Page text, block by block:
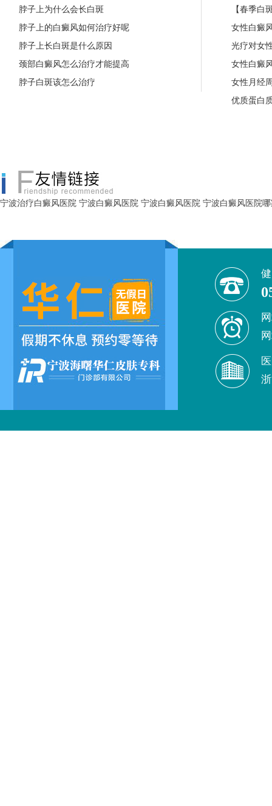
脖子上为什么会长白斑
脖子上的白癜风如何治疗好呢
脖子上长白斑是什么原因
颈部白癜风怎么治疗才能提高
脖子白斑该怎么治疗
【春季白
女性白癜
光疗对女
女性白癜
女性月经
优质蛋白
宁波治疗白癜风医院 宁波白癜风医院 宁波白癜风医院 宁波白癜风医院